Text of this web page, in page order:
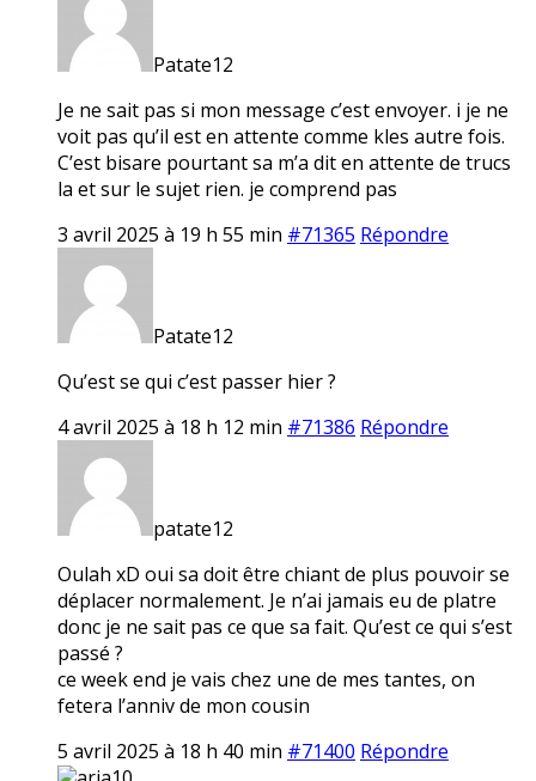
Patate12
Je ne sait pas si mon message c’est envoyer. i je ne
voit pas qu’il est en attente comme kles autre fois.
C’est bisare pourtant sa m’a dit en attente de trucs
la et sur le sujet rien. je comprend pas
3 avril 2025 à 19 h 55 min #71365 Répondre
Patate12
Qu’est se qui c’est passer hier ?
4 avril 2025 à 18 h 12 min #71386 Répondre
patate12
Oulah xD oui sa doit être chiant de plus pouvoir se
déplacer normalement. Je n’ai jamais eu de platre
donc je ne sait pas ce que sa fait. Qu’est ce qui s’est
passé ?
ce week end je vais chez une de mes tantes, on
fetera l’anniv de mon cousin
5 avril 2025 à 18 h 40 min #71400 Répondre